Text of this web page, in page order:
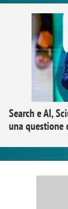
Search e AI,
una questione